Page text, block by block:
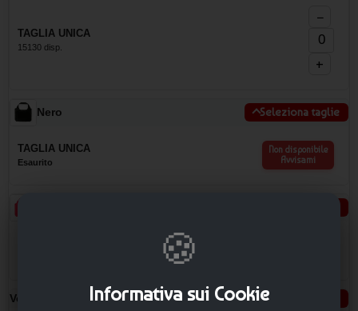
TAGLIA UNICA
15130 disp.
−
+
Nero Seleziona taglie
TAGLIA UNICA
Esaurito
Non disponibile
Avvisami
Verde Seleziona taglie
🍪
Informativa sui Cookie